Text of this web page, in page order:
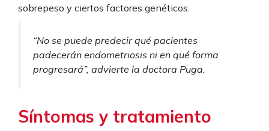
sobrepeso y ciertos factores genéticos.
“No se puede predecir qué pacientes
padecerán endometriosis ni en qué forma
progresará”, advierte la doctora Puga.
Síntomas y tratamiento